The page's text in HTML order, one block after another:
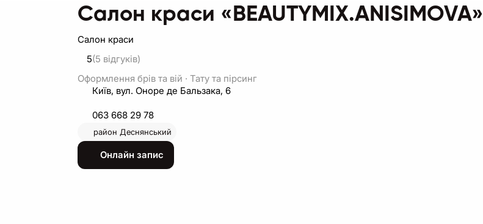
Салон краси «BEAUTYMIX.ANISIMOVA»
Салон краси
5(5 відгуків)
Оформлення брів та вій · Тату та пірсинг
Київ, вул. Оноре де Бальзака, 6
063 668 29 78
район Деснянський
Онлайн запис